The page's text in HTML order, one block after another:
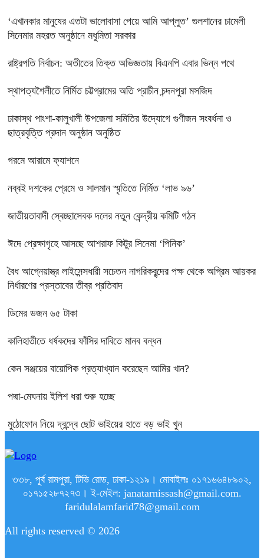
‘এখানকার মানুষের এতটা ভালোবাসা পেয়ে আমি আপ্লুত’ গুলশানের চামেলী
সিনেমার মহরত অনুষ্ঠানে মধুমিতা সরকার
রাষ্ট্রপতি নির্বাচন: অতীতের তিক্ত অভিজ্ঞতায় বিএনপি এবার ভিন্ন পথে
স্থাপত্যশৈলীতে নির্মিত চট্টগ্রামের অতি প্রাচীন চন্দনপুরা মসজিদ
ঢাকাস্থ পাংশা-কালুখালী উপজেলা সমিতির উদ্যোগে গুণীজন সংবর্ধনা ও
ছাত্রবৃত্তি প্রদান অনুষ্ঠান অনুষ্ঠিত
গরমে আরামে ফ্যাশনে
নব্বই দশকের প্রেমে ও সালমান স্মৃতিতে নির্মিত ‘লাভ ৯৬’
জাতীয়তাবাদী স্বেচ্ছাসেবক দলের নতুন কেন্দ্রীয় কমিটি গঠন
ঈদে প্রেক্ষাগৃহে আসছে আশরাফ কিটুর সিনেমা ‘পিনিক’
বৈধ আগ্নেয়াস্ত্র লাইসেন্সধারী সচেতন নাগরিকবৃন্দের পক্ষ থেকে অগ্রিম আয়কর
নির্ধারণের প্রস্তাবের তীব্র প্রতিবাদ
ডিমের ডজন ৬৫ টাকা
কালিহাতীতে ধর্ষকদের ফাঁসির দাবিতে মানব বন্ধন
কেন সঞ্জয়ের বায়োপিক প্রত্যাখ্যান করেছেন আমির খান?
পদ্মা-মেঘনায় ইলিশ ধরা শুরু হচ্ছে
মুঠোফোন নিয়ে দ্বন্দ্বে ছোট ভাইয়ের হাতে বড় ভাই খুন
৩৩৮, পূর্ব রামপুরা, টিভি রোড, ঢাকা-১২১৯। মোবাইলঃ ০১৭১৬৬৪৮৯০২,
০১৭১৫২৮৭২৭৩। ই-মেইল: janatarnissash@gmail.com.
faridulalamfarid78@gmail.com
All rights reserved © 2026